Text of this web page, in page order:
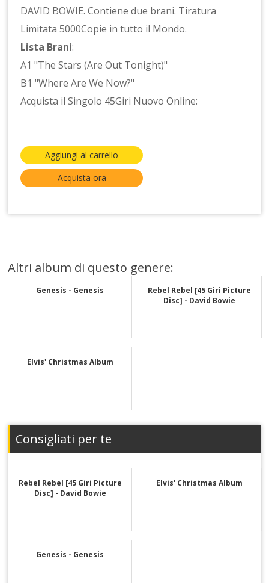
DAVID BOWIE. Contiene due brani. Tiratura
Limitata 5000Copie in tutto il Mondo.
Lista Brani:
A1 "The Stars (Are Out Tonight)"
B1 "Where Are We Now?"
Acquista il Singolo 45Giri Nuovo Online:
Aggiungi al carrello
Acquista ora
Altri album di questo genere:
Genesis - Genesis
Rebel Rebel [45 Giri Picture
Disc] - David Bowie
Elvis' Christmas Album
Consigliati per te
Rebel Rebel [45 Giri Picture
Disc] - David Bowie
Elvis' Christmas Album
Genesis - Genesis